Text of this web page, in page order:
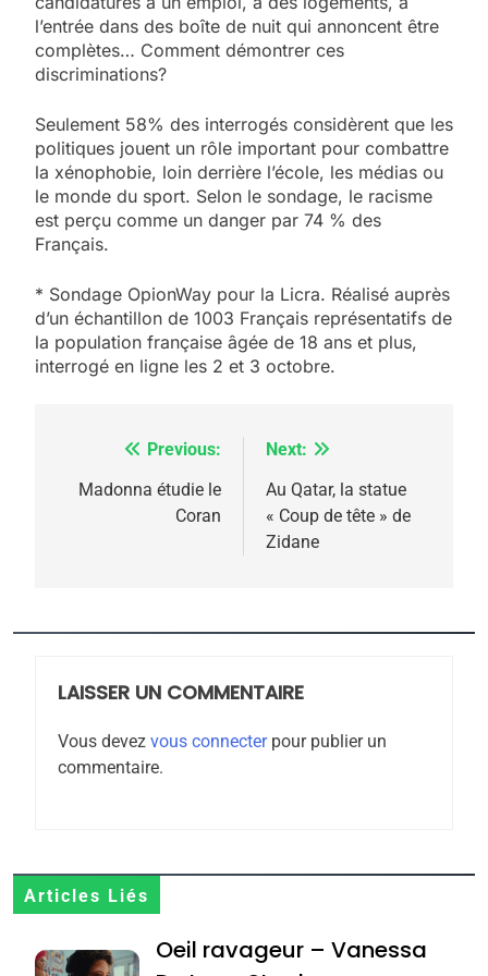
l’entrée dans des boîte de nuit qui annoncent être
complètes… Comment démontrer ces
discriminations?
Seulement 58% des interrogés considèrent que les
politiques jouent un rôle important pour combattre
la xénophobie, loin derrière l’école, les médias ou
le monde du sport. Selon le sondage, le racisme
est perçu comme un danger par 74 % des
Français.
* Sondage OpionWay pour la Licra. Réalisé auprès
d’un échantillon de 1003 Français représentatifs de
la population française âgée de 18 ans et plus,
interrogé en ligne les 2 et 3 octobre.
Navigation
de
Previous:
Madonna étudie le
Coran
Next:
Au Qatar, la statue
« Coup de tête » de
Zidane
LAISSER UN COMMENTAIRE
Vous devez vous connecterpour publier un
commentaire.
Articles Liés
Oeil ravageur – Vanessa
2025, l’année la plus
rapport d’ADL contre
FRANCE ISRAÉL
6
Zrihen-Dvir
7
Jacques Hadida